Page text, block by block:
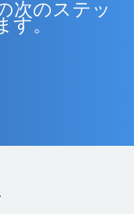
次のステッ
す。